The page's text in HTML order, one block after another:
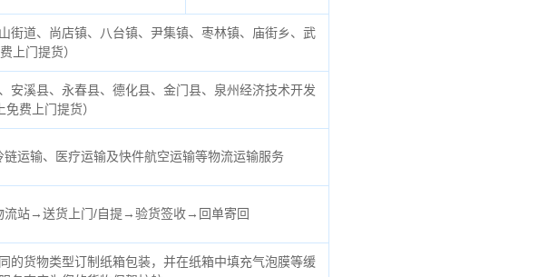
街道、尚店镇、八台镇、尹集镇、枣林镇、庙街乡、武
上门提货）
安溪县、永春县、德化县、金门县、泉州经济技术开发
免费上门提货）
运输、医疗运输及快件航空运输等物流运输服务
站→送货上门/自提→验货签收→回单寄回
的货物类型订制纸箱包装，并在纸箱中填充气泡膜等缓